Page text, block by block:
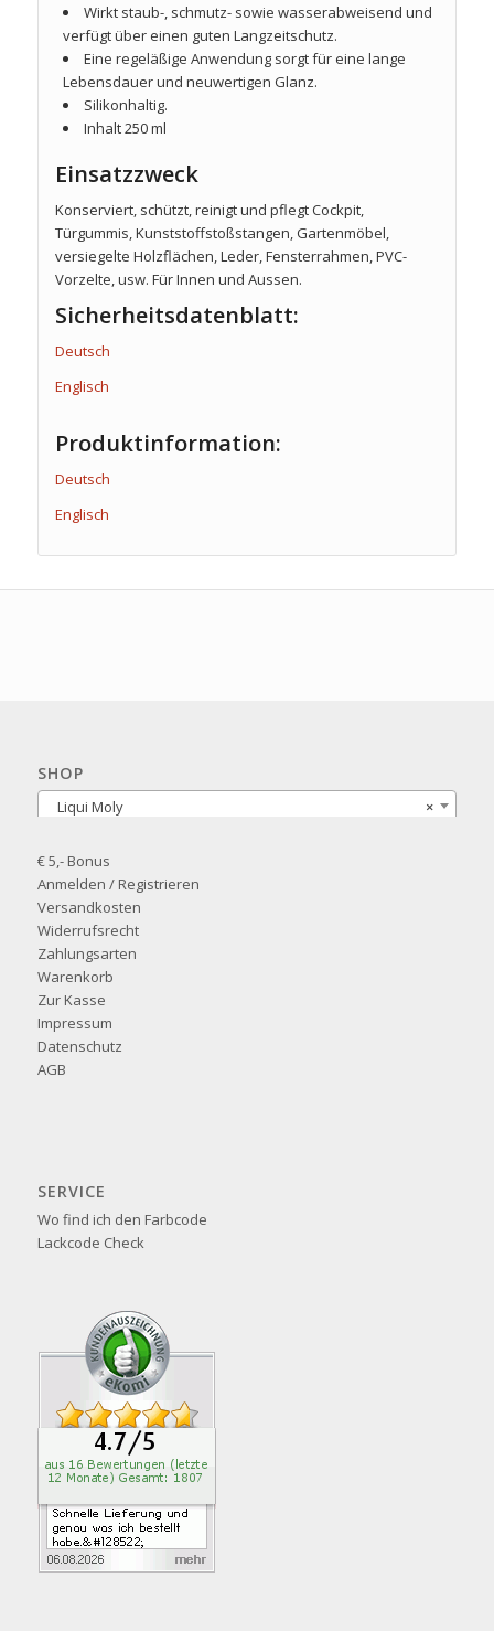
Wirkt staub-, schmutz- sowie wasserabweisend und
verfügt über einen guten Langzeitschutz.
Eine regeläßige Anwendung sorgt für eine lange
Lebensdauer und neuwertigen Glanz.
Silikonhaltig.
Inhalt 250 ml
Einsatzzweck
Konserviert, schützt, reinigt und pflegt Cockpit,
Türgummis, Kunststoffstoßstangen, Gartenmöbel,
versiegelte Holzflächen, Leder, Fensterrahmen, PVC-
Vorzelte, usw. Für Innen und Aussen.
Sicherheitsdatenblatt:
Deutsch
Englisch
Produktinformation:
Deutsch
Englisch
SHOP
×
Liqui Moly
€ 5,- Bonus
Anmelden / Registrieren
Versandkosten
Widerrufsrecht
Zahlungsarten
Warenkorb
Zur Kasse
Impressum
Datenschutz
AGB
SERVICE
Wo find ich den Farbcode
Lackcode Check